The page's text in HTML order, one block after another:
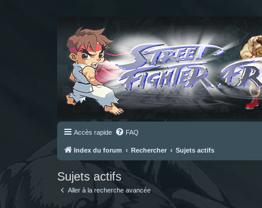
Accès rapide FAQ
Index du forum Rechercher Sujets actifs
Sujets actifs
Aller à la recherche avancée